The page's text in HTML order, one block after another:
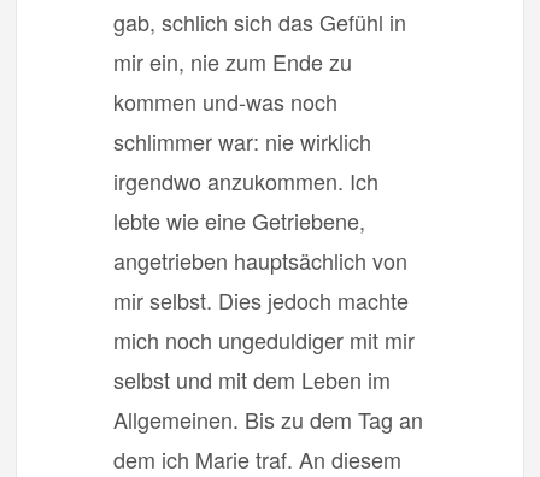
gab, schlich sich das Gefühl in
mir ein, nie zum Ende zu
kommen und-was noch
schlimmer war: nie wirklich
irgendwo anzukommen. Ich
lebte wie eine Getriebene,
angetrieben hauptsächlich von
mir selbst. Dies jedoch machte
mich noch ungeduldiger mit mir
selbst und mit dem Leben im
Allgemeinen. Bis zu dem Tag an
dem ich Marie traf. An diesem